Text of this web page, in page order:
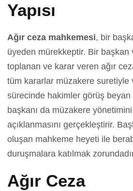
Yapısı
Ağır ceza mahkemesi, bir
üyeden mürekkeptir. Bir başkan
toplanan ve karar veren ağır
tüm kararlar müzakere suretiyle
sürecinde hakimler görüş
başkanı da müzakere
açıklanmasını gerçekleştirir.
oluşan mahkeme heyeti ile
duruşmalara katılmak
Ağır Ceza